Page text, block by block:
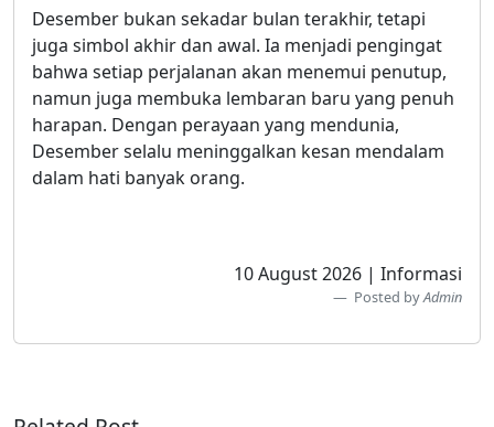
Desember bukan sekadar bulan terakhir, tetapi
juga simbol akhir dan awal. Ia menjadi pengingat
bahwa setiap perjalanan akan menemui penutup,
namun juga membuka lembaran baru yang penuh
harapan. Dengan perayaan yang mendunia,
Desember selalu meninggalkan kesan mendalam
dalam hati banyak orang.
10 August 2026 | Informasi
Posted byAdmin